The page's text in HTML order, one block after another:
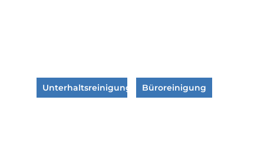
Unterhaltsreinigung Büroreinigung